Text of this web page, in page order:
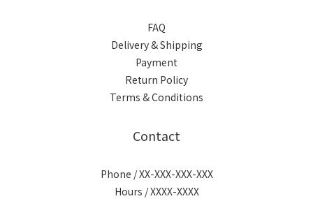
FAQ
Delivery & Shipping
Payment
Return Policy
Terms & Conditions
Contact
Phone / XX-XXX-XXX-XXX
Hours / XXXX-XXXX